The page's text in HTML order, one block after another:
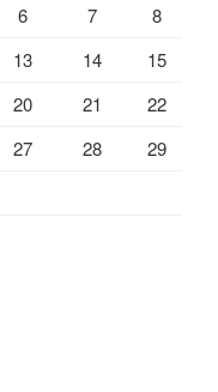
6 7
8
13 14
15
20 21
22
27 28
29